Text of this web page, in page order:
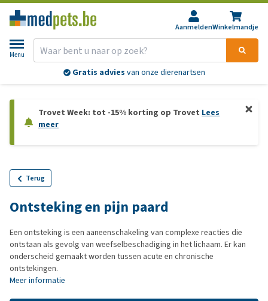
AanmeldenWinkelmandje
Menu
Gratis advies van onze dierenartsen
Trovet Week: tot -15% korting op Trovet Lees
meer
Terug
Ontsteking en pijn paard
Een ontsteking is een aaneenschakeling van complexe reacties die
ontstaan als gevolg van weefselbeschadiging in het lichaam. Er kan
onderscheid gemaakt worden tussen acute en chronische
ontstekingen.
Meer informatie